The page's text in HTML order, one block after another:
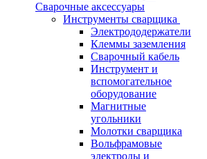
Сварочные аксессуары
Инструменты сварщика
Электрододержатели
Клеммы заземления
Сварочный кабель
Инструмент и
вспомогательное
оборудование
Магнитные
угольники
Молотки сварщика
Вольфрамовые
электроды и